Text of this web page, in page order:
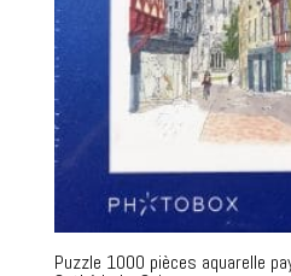
Puzzle 1000 pièces aquarelle